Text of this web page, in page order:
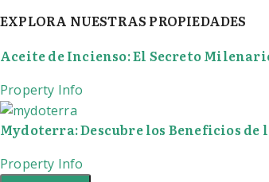
EXPLORA NUESTRAS PROPIEDADES
Aceite de Incienso: El Secreto
Property Info
Mydoterra: Descubre los Beneficios de
Property Info